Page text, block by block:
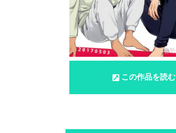
この作品を読む